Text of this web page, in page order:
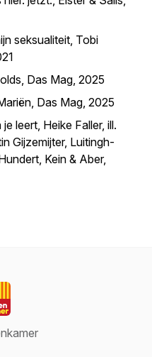
seksualiteit, Tobi
Das Mag, 2025
Das Mag, 2025
je leert, Heike Faller, ill.
Gijzemijter, Luitingh-
, Kein & Aber,